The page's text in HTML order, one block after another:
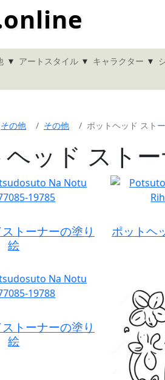
▾ アートスタイル ▾ キャラクター ▾
その他 その他 ポットヘッド スト
ッド スト
トーナーの塗り
絵
ポットヘ
トーナーの塗り
絵